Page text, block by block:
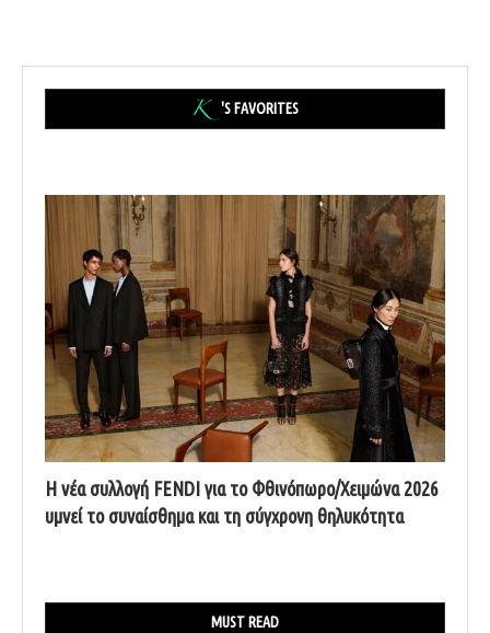
'S FAVORITES
Η νέα συλλογή FENDI για το Φθινόπωρο/Χειμώνα 2026
υμνεί το συναίσθημα και τη σύγχρονη θηλυκότητα
MUST READ